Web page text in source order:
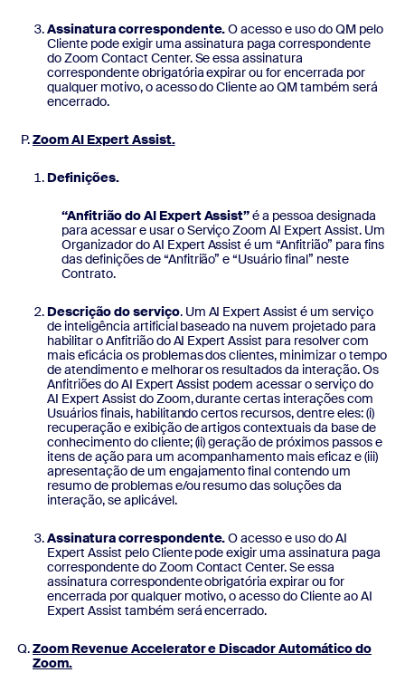
Assinatura correspondente.O acesso e uso do QM pelo
Cliente pode exigir uma assinatura paga correspondente
do Zoom Contact Center. Se essa assinatura
correspondente obrigatória expirar ou for encerrada por
qualquer motivo, o acesso do Cliente ao QM também será
encerrado.
Zoom AI Expert Assist.
Definições.
“Anfitrião do AI Expert Assist”é a pessoa designada
para acessar e usar o Serviço Zoom AI Expert Assist. Um
Organizador do AI Expert Assist é um “Anfitrião” para fins
das definições de “Anfitrião” e “Usuário final” neste
Contrato.
Descrição do serviço. Um AI Expert Assist é um serviço
de inteligência artificial baseado na nuvem projetado para
habilitar o Anfitrião do AI Expert Assist para resolver com
mais eficácia os problemas dos clientes, minimizar o tempo
de atendimento e melhorar os resultados da interação. Os
Anfitriões do AI Expert Assist podem acessar o serviço do
AI Expert Assist do Zoom, durante certas interações com
Usuários finais, habilitando certos recursos, dentre eles: (i)
recuperação e exibição de artigos contextuais da base de
conhecimento do cliente; (ii) geração de próximos passos e
itens de ação para um acompanhamento mais eficaz e (iii)
apresentação de um engajamento final contendo um
resumo de problemas e/ou resumo das soluções da
interação, se aplicável.
Assinatura correspondente.O acesso e uso do AI
Expert Assist pelo Cliente pode exigir uma assinatura paga
correspondente do Zoom Contact Center. Se essa
assinatura correspondente obrigatória expirar ou for
encerrada por qualquer motivo, o acesso do Cliente ao AI
Expert Assist também será encerrado.
Zoom Revenue Accelerator e Discador Automático do
Zoom.